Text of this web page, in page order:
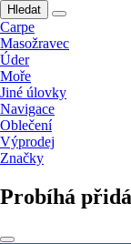
Hledat
Carpe
Masožravec
Úder
Moře
Jiné úlovky
Navigace
Oblečení
Výprodej
Značky
Probíhá